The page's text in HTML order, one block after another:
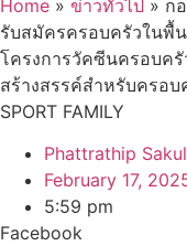
Home » ข่าวทั่วไป » ก
รับสมัครครอบครัวในพื้
โครงการวัคซีนครอบค
สร้างสรรค์สำหรับครอ
SPORT FAMILY
Phattrathip
February 17,
5:59 pm
Facebook